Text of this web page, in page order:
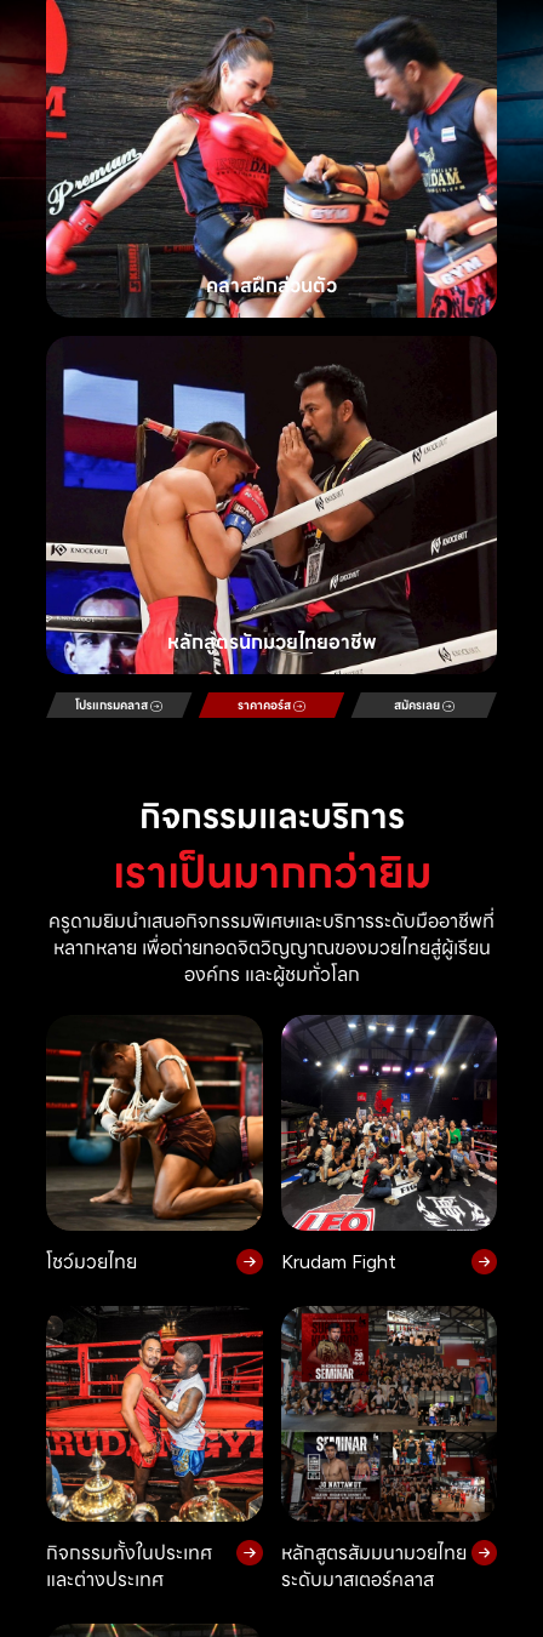
คลาสฝึกส่วนตัว
หลักสูตรนักมวยไทยอาชีพ
โปรแกรมคลาส ราคาคอร์ส สมัครเลย
กิจกรรมและบริการ
เราเป็นมากกว่ายิม
ครูดามยิมนำเสนอกิจกรรมพิเศษและบริการระดับมืออาชีพที่
หลากหลาย เพื่อถ่ายทอดจิตวิญญาณของมวยไทยสู่ผู้เรียน
องค์กร และผู้ชมทั่วโลก
โชว์มวยไทย Krudam Fight
กิจกรรมทั้งในประเทศ
และต่างประเทศ
หลักสูตรสัมมนามวยไทย
ระดับมาสเตอร์คลาส